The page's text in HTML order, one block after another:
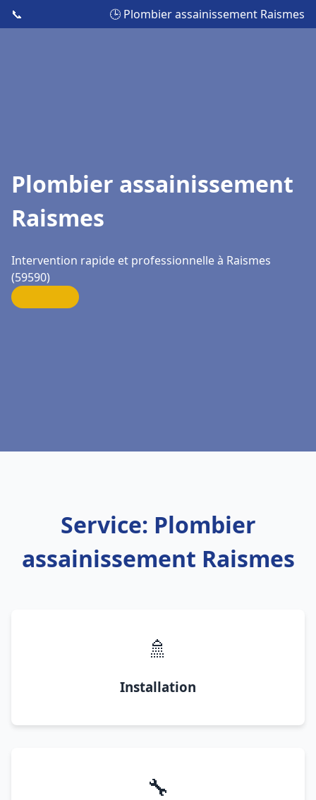
📞 🕒 Plombier assainissement Raismes
Plombier assainissement
Raismes
Intervention rapide et professionnelle à Raismes
(59590)
Service: Plombier
assainissement Raismes
🚿
Installation
🔧